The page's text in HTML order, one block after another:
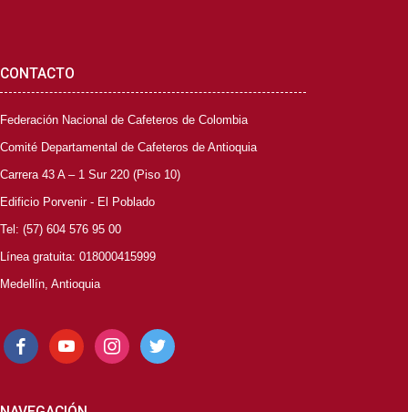
CONTACTO
Federación Nacional de Cafeteros de Colombia
Comité Departamental de Cafeteros de Antioquia
Carrera 43 A – 1 Sur 220 (Piso 10)
Edificio Porvenir - El Poblado
Tel: (57) 604 576 95 00
Línea gratuita: 018000415999
Medellín, Antioquia
facebookyoutube instagramtwitter